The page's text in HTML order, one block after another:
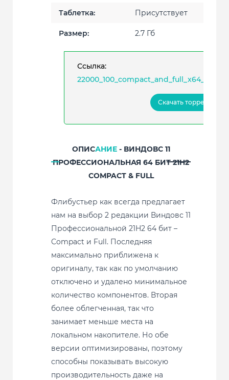
Таблетка: Присутствует
Размер: 2.7 Гб
Ссылка:
Скачать торрент
ОПИСАНИЕ- ВИНДОВС 11
ПРОФЕССИОНАЛЬНАЯ 64 БИТ 21H2
COMPACT & FULL
Флибустьер как всегда предлагает
нам на выбор 2 редакции Виндовс 11
Профессиональной 21H2 64 бит –
Compact и Full. Последняя
максимально приближена к
оригиналу, так как по умолчанию
отключено и удалено минимальное
количество компонентов. Вторая
более облегченная, так что
занимает меньше места на
локальном накопителе. Но обе
версии оптимизированы, поэтому
способны показывать высокую
производительность даже на